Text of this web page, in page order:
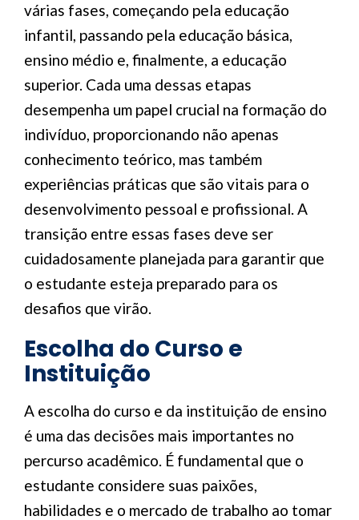
várias fases, começando pela educação
infantil, passando pela educação básica,
ensino médio e, finalmente, a educação
superior. Cada uma dessas etapas
desempenha um papel crucial na formação do
indivíduo, proporcionando não apenas
conhecimento teórico, mas também
experiências práticas que são vitais para o
desenvolvimento pessoal e profissional. A
transição entre essas fases deve ser
cuidadosamente planejada para garantir que
o estudante esteja preparado para os
desafios que virão.
Escolha do Curso e
Instituição
A escolha do curso e da instituição de ensino
é uma das decisões mais importantes no
percurso acadêmico. É fundamental que o
estudante considere suas paixões,
habilidades e o mercado de trabalho ao tomar